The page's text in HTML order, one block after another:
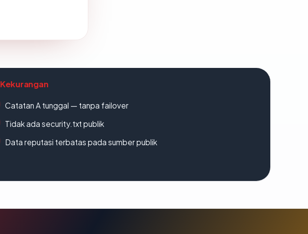
Kekurangan
Catatan A tunggal — tanpa failover
Tidak ada security.txt publik
Data reputasi terbatas pada sumber publik